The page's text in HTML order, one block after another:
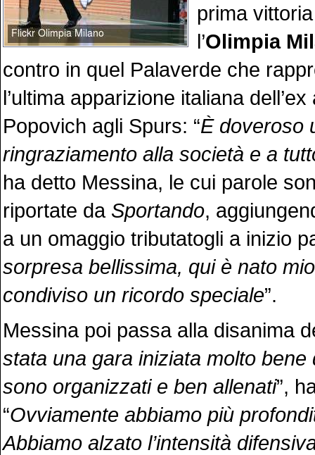
prima
l’Olimpia
contro in quel Palaverde che
l’ultima apparizione italiana
Popovich agli Spurs: “È doveroso
ringraziamento alla società e a
ha detto Messina, le cui parole
riportate da Sportando,
a un omaggio tributatogli a inizio
sorpresa bellissima, qui è nato
condiviso un ricordo speciale”.
Messina poi passa alla disanima
stata una gara iniziata molto bene
sono organizzati e ben allenati”,
“Ovviamente abbiamo più
Abbiamo alzato l’intensità